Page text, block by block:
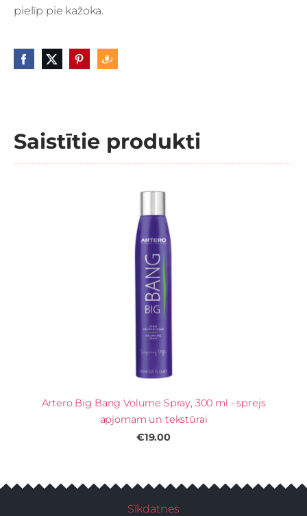
pielīp pie kažoka.
Saistītie produkti
Artero Big Bang Volume Spray, 300 ml - sprejs
apjomam un tekstūrai
€19.00
Sīkdatnes